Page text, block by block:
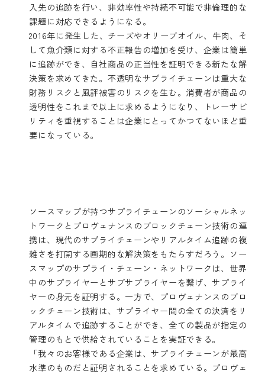
入先の追跡を行い、非効率性や持続不可能で非倫理的な
課題に対応できるようになる。
2016年に発生した、チーズやオリーブオイル、牛肉、そ
して魚介類に対する不正報告の増加を受け、企業は簡単
に追跡ができ、自社商品の正当性を証明できる新たな解
決策を求めてきた。不透明なサプライチェーンは重大な
財務リスクと風評被害のリスクを生む。消費者が商品の
透明性をこれまで以上に求めるようになり、トレーサビ
リティを重視することは企業にとってかつてないほど重
要になっている。
ソースマップが持つサプライチェーンのソーシャルネッ
トワークとプロヴェナンスのブロックチェーン技術の連
携は、現代のサプライチェーンやリアルタイム追跡の複
雑さを打開する画期的な解決策をもたらすだろう。ソー
スマップのサプライ・チェーン・ネットワークは、世界
中のサプライヤーとサブサプライヤーを繋げ、サプライ
ヤーの身元を証明する。一方で、プロヴェナンスのブロ
ックチェーン技術は、サプライヤー間の全ての決済をリ
アルタイムで追跡することができ、全ての製品が指定の
管理のもとで供給されていることを実証できる。
「我々のお客様である企業は、サプライチェーンが最高
水準のものだと証明されることを求めている。プロヴェ